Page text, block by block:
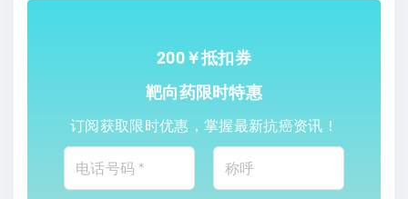
200￥抵扣券
靶向药限时特惠
订阅获取限时优惠，掌握最新抗癌资讯！